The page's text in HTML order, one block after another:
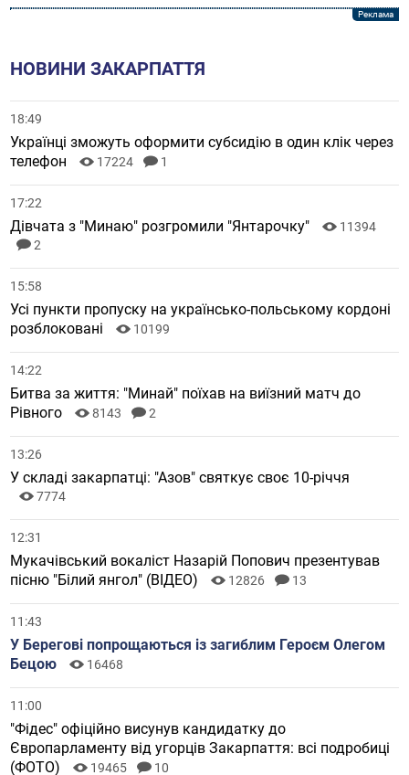
НОВИНИ ЗАКАРПАТТЯ
18:49
Українці зможуть оформити субсидію в один клік через
телефон
17224 1
17:22
Дівчата з "Минаю" розгромили "Янтарочку"
11394
2
15:58
Усі пункти пропуску на українсько-польському кордоні
розблоковані
10199
14:22
Битва за життя: "Минай" поїхав на виїзний матч до
Рівного
8143 2
13:26
У складі закарпатці: "Азов" святкує своє 10-річчя
7774
12:31
Мукачівський вокаліст Назарій Попович презентував
пісню "Білий янгол" (ВІДЕО)
12826 13
11:43
У Берегові попрощаються із загиблим Героєм Олегом
Бецою
16468
11:00
"Фідес" офіційно висунув кандидатку до
Європарламенту від угорців Закарпаття: всі подробиці
(ФОТО)
19465 10